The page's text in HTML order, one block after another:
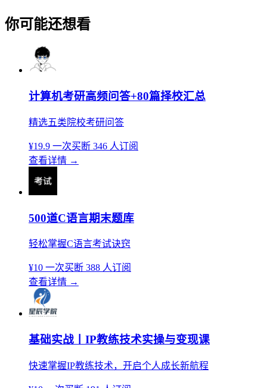
你可能还想看
计算机考研高频问答+80篇择校汇总
精选五类院校考研问答
¥19.9 一次买断 346 人订阅
查看详情 →
500道C语言期末题库
轻松掌握C语言考试诀窍
¥10 一次买断 388 人订阅
查看详情 →
基础实战丨IP教练技术实操与变现课
快速掌握IP教练技术，开启个人成长新航程